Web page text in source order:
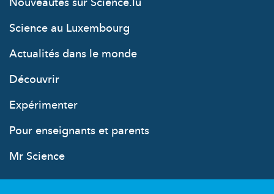
Science au Luxembourg
Actualités dans le monde
Découvrir
Expérimenter
Pour enseignants et parents
Mr Science